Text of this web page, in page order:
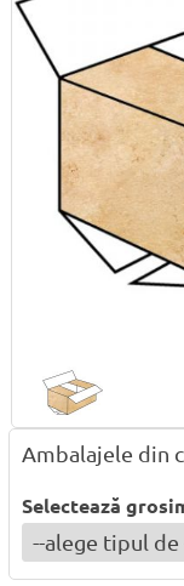
Ambalajele din
Selectează